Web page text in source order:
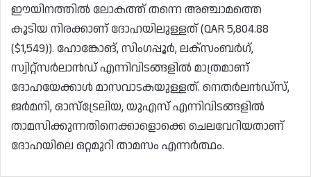
ഈയിനത്തിൽ ലോകത്ത് തന്നെ അഞ്ചാമത്തെ
കൂടിയ നിരക്കാണ് ദോഹയിലുള്ളത് (QAR 5,804.88
($1,549)). ഹോങ്കോങ്, സിംഗപ്പൂർ, ലക്സംബർഗ്,
സ്വിറ്റ്സർലാൻഡ് എന്നിവിടങ്ങളിൽ മാത്രമാണ്
ദോഹയേക്കാൾ മാസവാടകയുള്ളത്. നെതർലൻഡ്‌സ്,
ജർമനി, ഓസ്ട്രേലിയ, യുഎസ് എന്നിവിടങ്ങളിൽ
താമസിക്കുന്നതിനെക്കാളൊക്കെ ചെലവേറിയതാണ്
ദോഹയിലെ ഒറ്റമുറി താമസം എന്നർത്ഥം.